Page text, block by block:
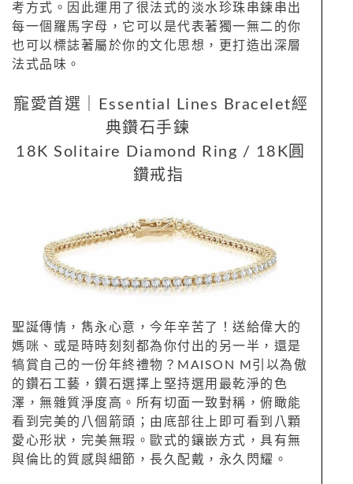
考方式。因此運用了很法式的淡水珍珠串鍊串出
每一個羅馬字母，它可以是代表著獨一無二的你
也可以標誌著屬於你的文化思想，更打造出深層
法式品味。
寵愛首選｜Essential Lines Bracelet經
典鑽石手鍊
18K Solitaire Diamond Ring / 18K圓
鑽戒指
聖誕傳情，雋永心意，今年辛苦了！送給偉大的
媽咪、或是時時刻刻都為你付出的另一半，還是
犒賞自己的一份年終禮物？MAISON M引以為傲
的鑽石工藝，鑽石選擇上堅持選用最乾淨的色
澤，無雜質淨度高。所有切面一致對稱，俯瞰能
看到完美的八個箭頭；由底部往上即可看到八顆
愛心形狀，完美無瑕。歐式的鑲嵌方式，具有無
與倫比的質感與細節，長久配戴，永久閃耀。